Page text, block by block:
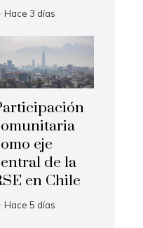
Hace 3 días
eje
de la
en Chile
Hace 5 días